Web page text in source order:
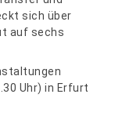
sich über
auf sechs
Uhr) in Erfurt